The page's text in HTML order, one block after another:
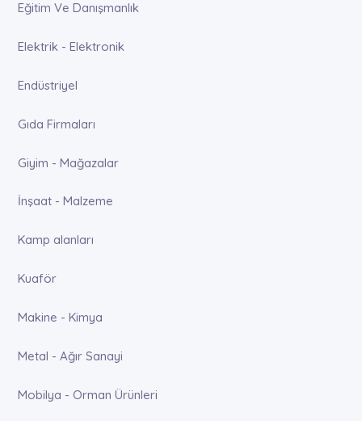
Eğitim Ve Danışmanlık
Elektrik - Elektronik
Endüstriyel
Gıda Firmaları
Giyim - Mağazalar
İnşaat - Malzeme
Kamp alanları
Kuaför
Makine - Kimya
Metal - Ağır Sanayi
Mobilya - Orman Ürünleri